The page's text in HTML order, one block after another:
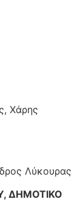
Χάρης
Λύκουρας
ΔΗΜΟΤΙΚΟ